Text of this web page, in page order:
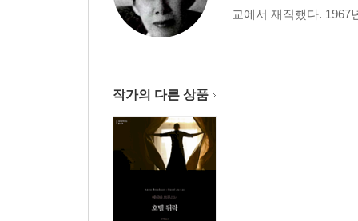
교에서 재직했다. 1967
작가의 다른 상품